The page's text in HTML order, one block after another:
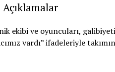
Açıklamalar
ekibi ve oyuncuları,
vardı” ifadeleriyle